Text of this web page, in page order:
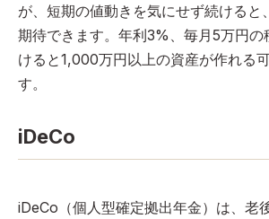
が、短期の値動きを気にせず続けると
期待できます。年利3%、毎月5万円の
けると1,000万円以上の資産が作れる
す。
iDeCo
iDeCo（個人型確定拠出年金）は、老